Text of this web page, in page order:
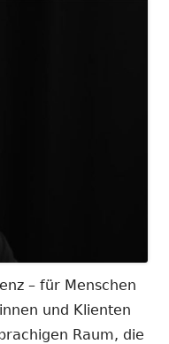
– für Menschen
und Klienten
Raum, die